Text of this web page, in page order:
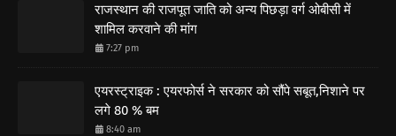
राजस्थान की राजपूत जाति को अन्य पिछड़ा वर्ग ओबीसी में
शामिल करवाने की मांग
7:27 pm
एयरस्ट्राइक : एयरफोर्स ने सरकार को सौंपे सबूत,निशाने पर
लगे 80 % बम
8:40 am